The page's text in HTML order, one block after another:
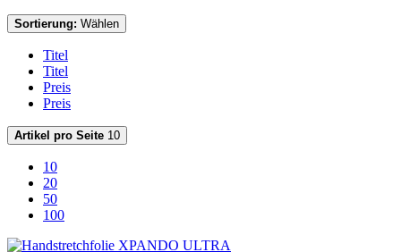
Sortierung: Wählen
Titel
Titel
Preis
Preis
Artikel pro Seite 10
10
20
50
100